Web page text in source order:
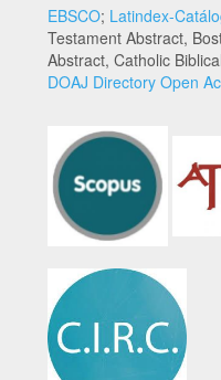
EBSCO; Latindex-
Testament Abstract,
Abstract, Catholic
DOAJ Directory Open